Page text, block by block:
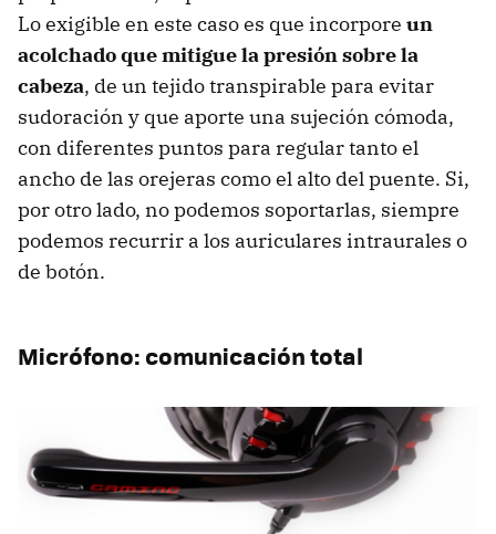
Lo exigible en este caso es que incorpore un
acolchado que mitigue la presión sobre la
cabeza, de un tejido transpirable para evitar
sudoración y que aporte una sujeción cómoda,
con diferentes puntos para regular tanto el
ancho de las orejeras como el alto del puente. Si,
por otro lado, no podemos soportarlas, siempre
podemos recurrir a los auriculares intraurales o
de botón.
Micrófono: comunicación total